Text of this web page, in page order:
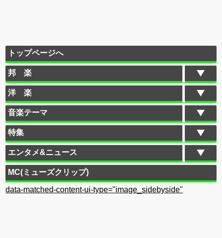
トップページへ
邦 楽
洋 楽
音楽テーマ
特集
エンタメ&ニュース
MC(ミューズクリップ)
data-matched-content-ui-type="image_sidebyside"